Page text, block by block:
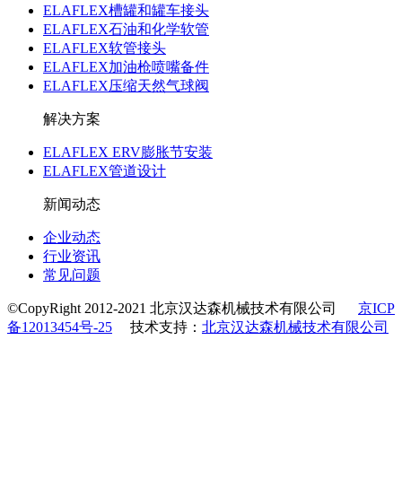
ELAFLEX槽罐和罐车接头
ELAFLEX石油和化学软管
ELAFLEX软管接头
ELAFLEX加油枪喷嘴备件
ELAFLEX压缩天然气球阀
解决方案
ELAFLEX ERV膨胀节安装
ELAFLEX管道设计
新闻动态
企业动态
行业资讯
常见问题
©CopyRight 2012-2021 北京汉达森机械技术有限公司 京ICP
备12013454号-25 技术支持： 北京汉达森机械技术有限公司